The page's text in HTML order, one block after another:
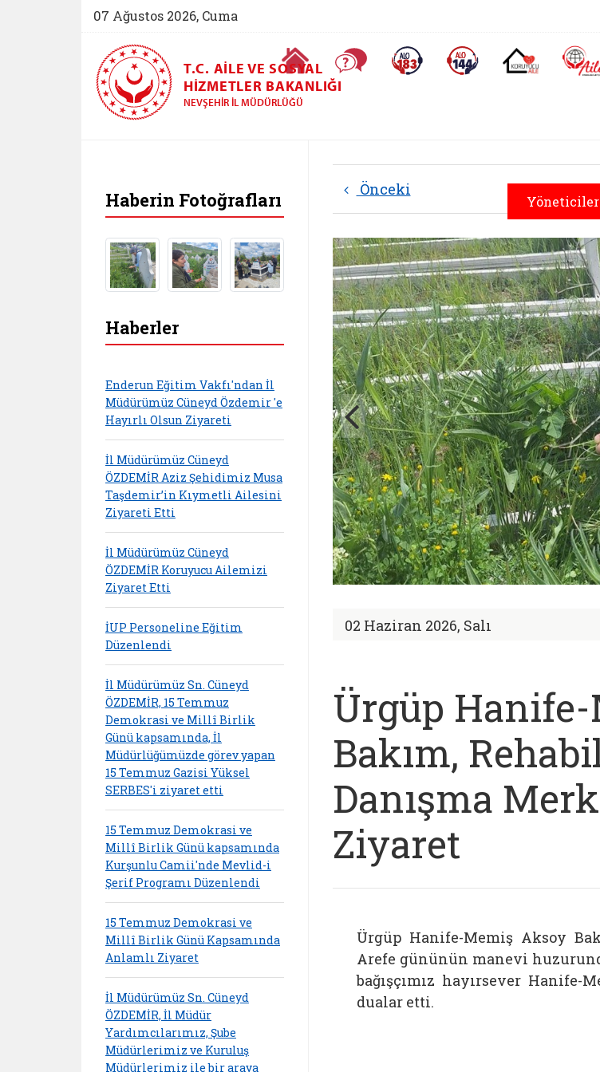
07 Ağustos 2026, Cuma
Ana Sayfa Sıkça Sorulan SorularAlo 183 (yeni sekmede açılır)Alo 144 (yeni sekmede açılır)
Koruyucu
T.C. AILE VE SOSYAL
HIZMETLER BAKANLIĞI
NEVŞEHIR İL MÜDÜRLÜĞÜ
Önceki
02 Haziran 2026, Salı
Ürgüp
Bakım,
Danışma
Ziyaret
Ürgüp Hanife-Memiş Aksoy
Arefe gününün manevi
bağışçımız hayırsever
dualar etti.
Haberin Fotoğrafları
Haberler
Enderun Eğitim Vakfı'ndan İl
Müdürümüz Cüneyd Özdemir 'e
Hayırlı Olsun Ziyareti
İl Müdürümüz Cüneyd
ÖZDEMİR Aziz Şehidimiz Musa
Taşdemir’in Kıymetli Ailesini
Ziyareti Etti
İl Müdürümüz Cüneyd
ÖZDEMİR Koruyucu Ailemizi
Ziyaret Etti
İUP Personeline Eğitim
Düzenlendi
İl Müdürümüz Sn. Cüneyd
ÖZDEMİR, 15 Temmuz
Demokrasi ve Millî Birlik
Günü kapsamında, İl
Müdürlüğümüzde görev yapan
15 Temmuz Gazisi Yüksel
SERBES'i ziyaret etti
15 Temmuz Demokrasi ve
Millî Birlik Günü kapsamında
Kurşunlu Camii'nde Mevlid-i
Şerif Programı Düzenlendi
15 Temmuz Demokrasi ve
Millî Birlik Günü Kapsamında
Anlamlı Ziyaret
İl Müdürümüz Sn. Cüneyd
ÖZDEMİR, İl Müdür
Yardımcılarımız, Şube
Müdürlerimiz ve Kuruluş
Müdürlerimiz ile bir araya